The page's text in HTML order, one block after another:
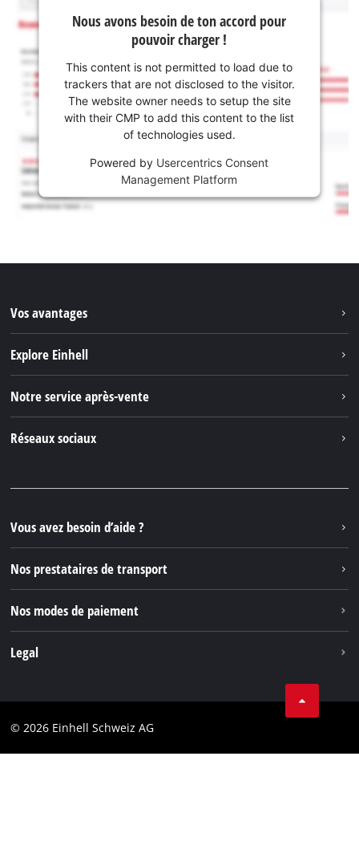
Nous avons besoin de ton accord pour
pouvoir charger !
This content is not permitted to load due to
trackers that are not disclosed to the visitor.
The website owner needs to setup the site
with their CMP to add this content to the list
of technologies used.
Powered by Usercentrics Consent
Management Platform
Vos avantages
Explore Einhell
Einhell Germany AG
Notre service après-vente
Réseaux sociaux
Instagram
TikTok
Pinterest
Vous avez besoin d’aide ?
Nos prestataires de transport
Nos modes de paiement
Legal
Marque
© 2026 Einhell Schweiz AG